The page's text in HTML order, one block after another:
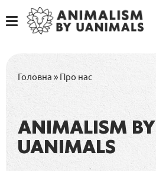
to
content
Головна » Про нас
ANIMALISM BY
UANIMALS